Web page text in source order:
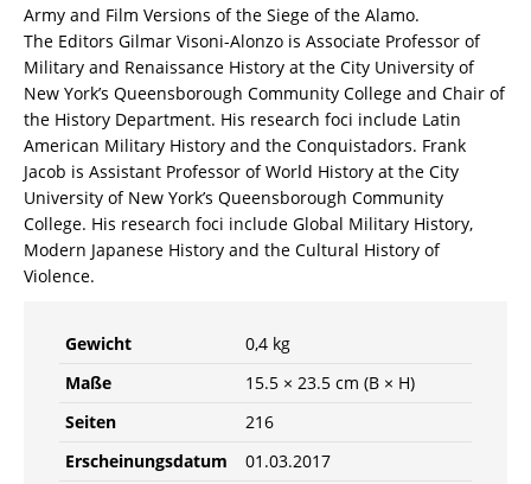
Army and Film Versions of the Siege of the Alamo.
The Editors Gilmar Visoni-Alonzo is Associate Professor of
Military and Renaissance History at the City University of
New York’s Queensborough Community College and Chair of
the History Department. His research foci include Latin
American Military History and the Conquistadors. Frank
Jacob is Assistant Professor of World History at the City
University of New York’s Queensborough Community
College. His research foci include Global Military History,
Modern Japanese History and the Cultural History of
Violence.
Gewicht
0,4 kg
Maße
15.5 × 23.5 cm (B × H)
Seiten
216
Erscheinungsdatum
01.03.2017